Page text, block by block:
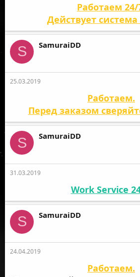
Работаем 24/
Действует система
S SamuraiDD
25.03.2019
Работаем.
Перед заказом
S SamuraiDD
31.03.2019
Work Service
S SamuraiDD
24.04.2019
Работаем.